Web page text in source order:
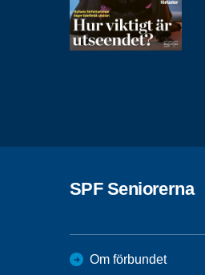
SPF Seniorerna
Om förbundet